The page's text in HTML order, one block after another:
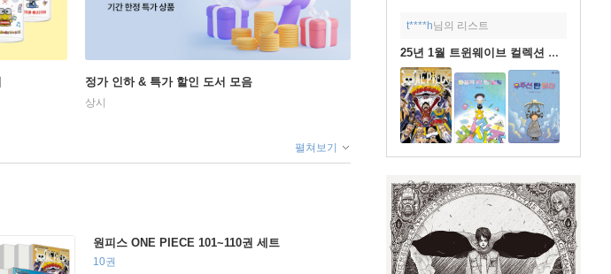
t****h님의 리스트
25년 1월 트윈웨이브 컬렉션 구매 목록
정가 인하 & 특가 할인 도서 모음
상시
펼쳐보기
원피스 ONE PIECE 101~110권 세트
10권